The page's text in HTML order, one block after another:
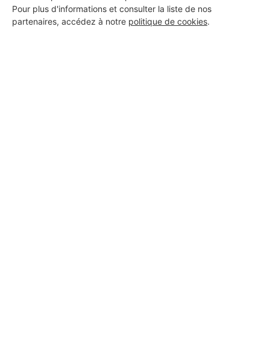
Pour plus d'informations et consulter la liste de nos
partenaires, accédez à notre politique de cookies.